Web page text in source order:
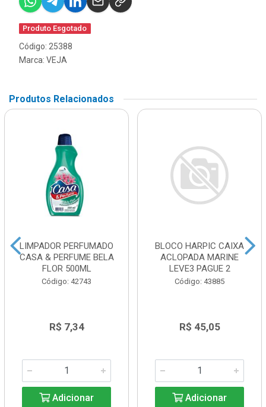
Produto Esgotado
Código: 25388
Marca: VEJA
Produtos Relacionados
LIMPADOR PERFUMADO
CASA & PERFUME BELA
FLOR 500ML
Código: 42743
R$ 7,34
Adicionar
BLOCO HARPIC CAIXA
ACLOPADA MARINE
LEVE3 PAGUE 2
Código: 43885
R$ 45,05
Adicionar